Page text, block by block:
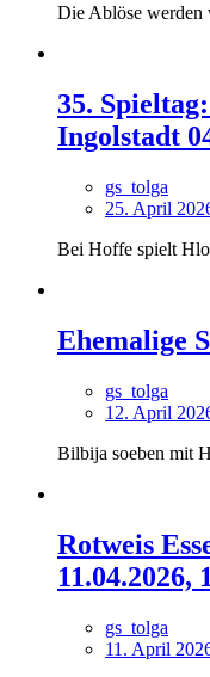
Die Ablöse werden
35.
Ingolstadt
gs_tolga
25. April
Bei Hoffe spielt
Ehemalige
gs_tolga
12. April
Bilbija soeben mit
Rotweis
11.04.2026,
gs_tolga
11. April